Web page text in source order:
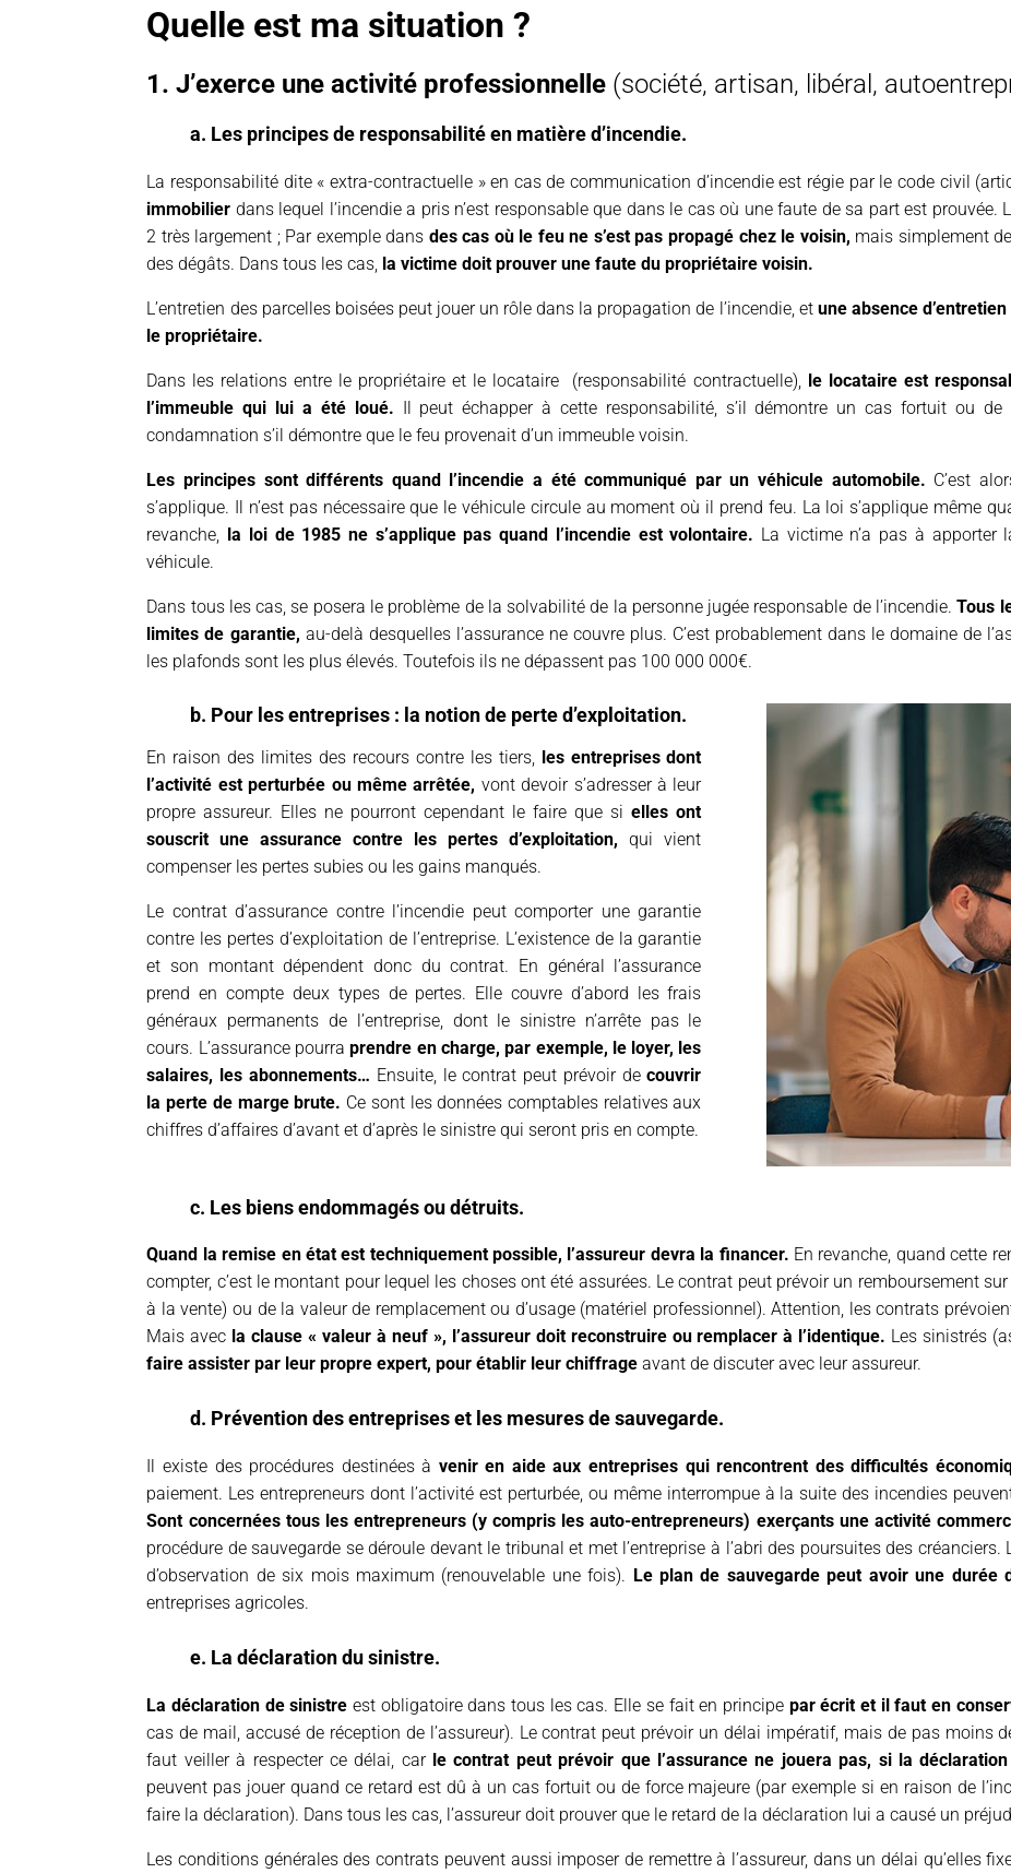
Quelle est ma situation ?
1. J’exerce une activité professionnelle (société, artisan, libéral,
a. Les principes de responsabilité en matière d’incendie.
La responsabilité dite « extra-contractuelle » en cas de communication d’incendie est régie par le code civil
immobilier dans lequel l’incendie a pris n’est responsable que dans le cas où une faute de sa part est prouvée.
2 très largement ; Par exemple dans des cas où le feu ne s’est pas propagé chez le voisin, mais simplement
des dégâts. Dans tous les cas, la victime doit prouver une faute du propriétaire voisin.
L’entretien des parcelles boisées peut jouer un rôle dans la propagation de l’incendie, et une absence
le propriétaire.
Dans les relations entre le propriétaire et le locataire (responsabilité contractuelle), le locataire est
l’immeuble qui lui a été loué. Il peut échapper à cette responsabilité, s’il démontre un cas fortuit ou
condamnation s’il démontre que le feu provenait d’un immeuble voisin.
Les principes sont différents quand l’incendie a été communiqué par un véhicule automobile. C’est
s’applique. Il n’est pas nécessaire que le véhicule circule au moment où il prend feu. La loi s’applique même
revanche, la loi de 1985 ne s’applique pas quand l’incendie est volontaire. La victime n’a pas à apporter
véhicule.
Dans tous les cas, se posera le problème de la solvabilité de la personne jugée responsable de l’incendie.Tous
limites de garantie, au-delà desquelles l’assurance ne couvre plus. C’est probablement dans le domaine de
les plafonds sont les plus élevés. Toutefois ils ne dépassent pas 100 000 000€.
b. Pour les entreprises : la notion de perte d’exploitation.
En raison des limites des recours contre les tiers, les entreprises dont
l’activité est perturbée ou même arrêtée, vont devoir s’adresser à leur
propre assureur. Elles ne pourront cependant le faire que sielles ont
souscrit une assurance contre les pertes d’exploitation, qui vient
compenser les pertes subies ou les gains manqués.
Le contrat d’assurance contre l’incendie peut comporter une garantie
contre les pertes d’exploitation de l’entreprise. L’existence de la garantie
et son montant dépendent donc du contrat. En général l’assurance
prend en compte deux types de pertes. Elle couvre d’abord les frais
généraux permanents de l’entreprise, dont le sinistre n’arrête pas le
cours. L’assurance pourraprendre en charge, par exemple, le loyer, les
salaires, les abonnements… Ensuite, le contrat peut prévoir decouvrir
la perte de marge brute. Ce sont les données comptables relatives aux
chiffres d’affaires d’avant et d’après le sinistre qui seront pris en compte.
c. Les biens endommagés ou détruits.
Quand la remise en état est techniquement possible, l’assureur devra la financer. En revanche, quand cette
compter, c’est le montant pour lequel les choses ont été assurées. Le contrat peut prévoir un remboursement
à la vente) ou de la valeur de remplacement ou d’usage (matériel professionnel). Attention, les contrats
Mais avec la clause « valeur à neuf », l’assureur doit reconstruire ou remplacer à l’identique. Les sinistrés
faire assister par leur propre expert, pour établir leur chiffrage avant de discuter avec leur assureur.
d. Prévention des entreprises et les mesures de sauvegarde.
Il existe des procédures destinées à venir en aide aux entreprises qui rencontrent des difficultés
paiement. Les entrepreneurs dont l’activité est perturbée, ou même interrompue à la suite des incendies
Sont concernées tous les entrepreneurs (y compris les auto-entrepreneurs) exerçants une activité
procédure de sauvegarde se déroule devant le tribunal et met l’entreprise à l’abri des poursuites des
d’observation de six mois maximum (renouvelable une fois). Le plan de sauvegarde peut avoir une durée
entreprises agricoles.
e. La déclaration du sinistre.
La déclaration de sinistre est obligatoire dans tous les cas. Elle se fait en principe par écrit et il faut en
cas de mail, accusé de réception de l’assureur). Le contrat peut prévoir un délai impératif, mais de pas moins
faut veiller à respecter ce délai, car le contrat peut prévoir que l’assurance ne jouera pas, si la
peuvent pas jouer quand ce retard est dû à un cas fortuit ou de force majeure (par exemple si en raison de
faire la déclaration). Dans tous les cas, l’assureur doit prouver que le retard de la déclaration lui a causé un
Les conditions générales des contrats peuvent aussi imposer de remettre à l’assureur, dans un délai qu’elles